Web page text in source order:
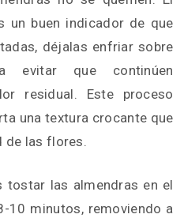
un buen indicador de que
déjalas enfriar sobre
evitar que continúen
residual. Este proceso
una textura crocante que
de las flores.
tostar las almendras en el
10 minutos, removiendo a